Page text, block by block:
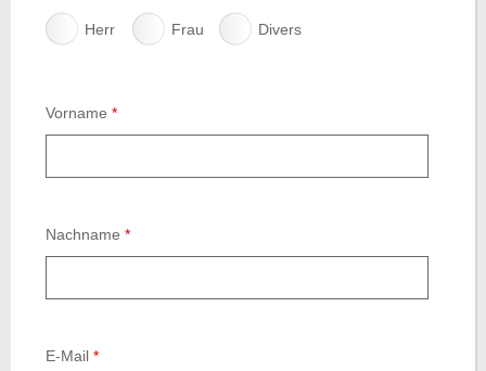
Herr Frau Divers
Vorname *
Nachname *
E-Mail *